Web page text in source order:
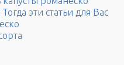
эти статьи для Вас